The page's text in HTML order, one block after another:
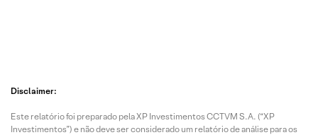
Disclaimer:
Este relatório foi preparado pela XP Investimentos CCTVM S.A. (“XP
Investimentos”) e não deve ser considerado um relatório de análise para os